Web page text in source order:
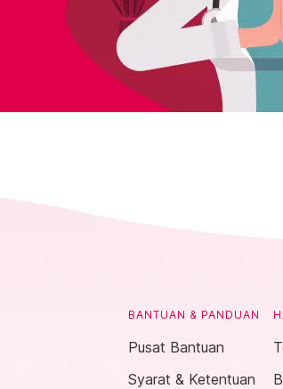
BANTUAN & PANDUAN
Pusat Bantuan
Syarat & Ketentuan